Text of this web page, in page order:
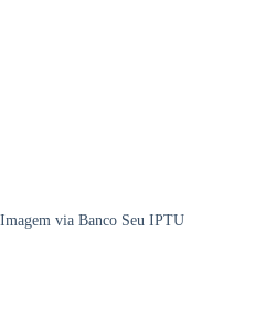
via Banco Seu IPTU